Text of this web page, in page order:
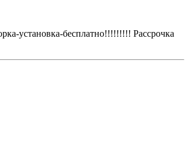
установка-бесплатно!!!!!!!!! Рассрочка